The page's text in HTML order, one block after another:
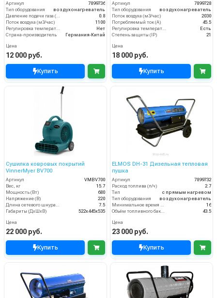
Артикул
7899736
Тип оборудования
воздухонагреватель
0.8
Поток воздуха (м3/час)
1100
Нет
Страна-производитель
Германия-Китай
Цена
12 000 руб.
Купить
Артикул
7899728
Тип оборудования
воздухонагреватель
Поток воздуха (м3/час)
2030
Потребляемый ток (А)
45.5
Есть
Степень защиты (IP)
21
Цена
18 000 руб.
Купить
Сушилка ковровых покрытий
VinnerMyer BV700
Артикул
VMBV700
Вес, кг
15.7
Мощность (Вт)
680
Напряжение (В)
220
7.5
Габариты (ДхШхВ)
522x445x535
Цена
22 000 руб.
Купить
ELMOS DH-31 Дизельная тепловая
пушка
Артикул
7899732
Расход топлива (л/ч)
2.7
Тип
с прямым нагревом
Тип оборудования
воздухонагреватель
16
43.5
Цена
23 000 руб.
Купить